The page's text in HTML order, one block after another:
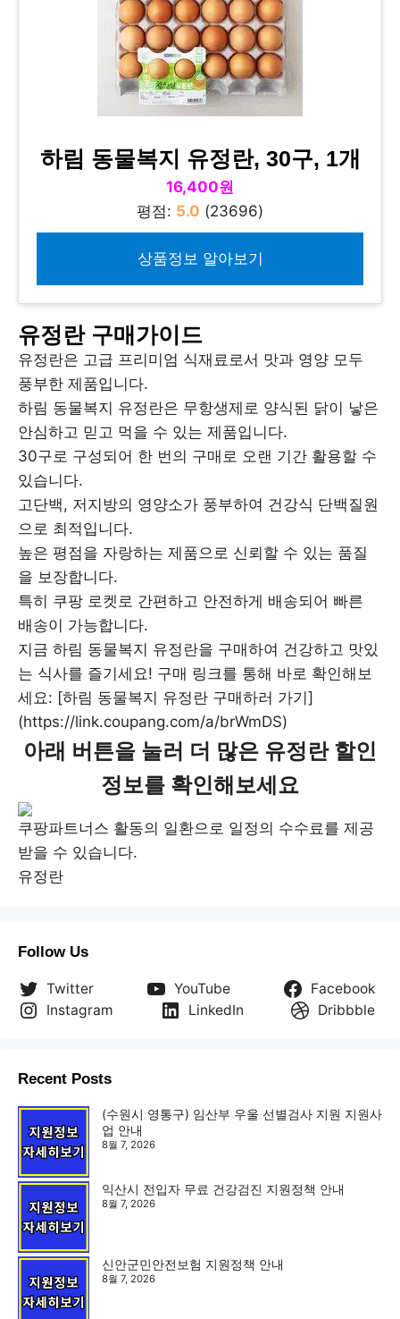
하림 동물복지 유정란, 30구, 1개
16,400원
평점: 5.0 (23696)
상품정보 알아보기
유정란 구매가이드
유정란은 고급 프리미엄 식재료로서 맛과 영양 모두
풍부한 제품입니다.
하림 동물복지 유정란은 무항생제로 양식된 닭이 낳은
안심하고 믿고 먹을 수 있는 제품입니다.
30구로 구성되어 한 번의 구매로 오랜 기간 활용할 수
있습니다.
고단백, 저지방의 영양소가 풍부하여 건강식 단백질원
으로 최적입니다.
높은 평점을 자랑하는 제품으로 신뢰할 수 있는 품질
을 보장합니다.
특히 쿠팡 로켓로 간편하고 안전하게 배송되어 빠른
배송이 가능합니다.
지금 하림 동물복지 유정란을 구매하여 건강하고 맛있
는 식사를 즐기세요! 구매 링크를 통해 바로 확인해보
세요: [하림 동물복지 유정란 구매하러 가기]
(https://link.coupang.com/a/brWmDS)
아래 버튼을 눌러 더 많은 유정란 할인
정보를 확인해보세요
쿠팡파트너스 활동의 일환으로 일정의 수수료를 제공
받을 수 있습니다.
유정란
Follow Us
Twitter YouTube
Facebook
Instagram
LinkedIn Dribbble
Recent Posts
(수원시 영통구) 임산부 우울 선별검사 지원 지원사
업 안내
8월 7, 2026
익산시 전입자 무료 건강검진 지원정책 안내
8월 7, 2026
신안군민안전보험 지원정책 안내
8월 7, 2026